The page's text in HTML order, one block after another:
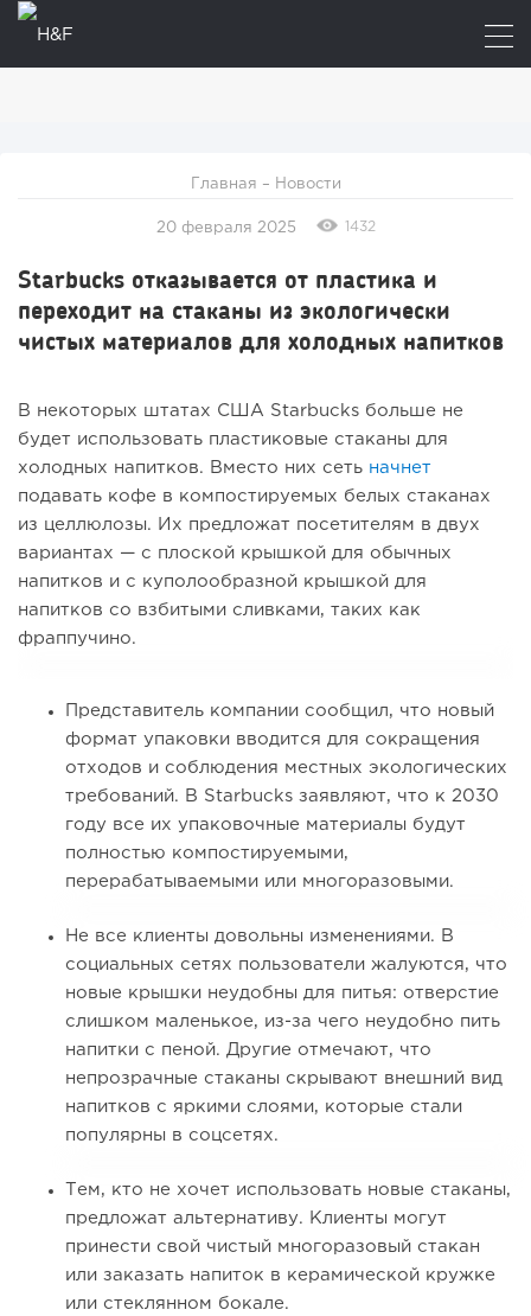
Главная – Новости
20 февраля 2025 1432
Starbucks отказывается от пластика и
переходит на стаканы из экологически
чистых материалов для холодных напитков
В некоторых штатах США Starbucks больше не
будет использовать пластиковые стаканы для
холодных напитков. Вместо них сеть начнет
подавать кофе в компостируемых белых стаканах
из целлюлозы. Их предложат посетителям в двух
вариантах — с плоской крышкой для обычных
напитков и с куполообразной крышкой для
напитков со взбитыми сливками, таких как
фраппучино.
Представитель компании сообщил, что новый
формат упаковки вводится для сокращения
отходов и соблюдения местных экологических
требований. В Starbucks заявляют, что к 2030
году все их упаковочные материалы будут
полностью компостируемыми,
перерабатываемыми или многоразовыми.
Не все клиенты довольны изменениями. В
социальных сетях пользователи жалуются, что
новые крышки неудобны для питья: отверстие
слишком маленькое, из-за чего неудобно пить
напитки с пеной. Другие отмечают, что
непрозрачные стаканы скрывают внешний вид
напитков с яркими слоями, которые стали
популярны в соцсетях.
Тем, кто не хочет использовать новые стаканы,
предложат альтернативу. Клиенты могут
принести свой чистый многоразовый стакан
или заказать напиток в керамической кружке
или стеклянном бокале.